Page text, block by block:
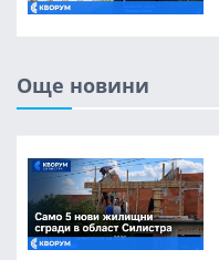
Още новини